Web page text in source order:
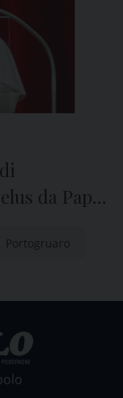
da Papa
Portogruaro